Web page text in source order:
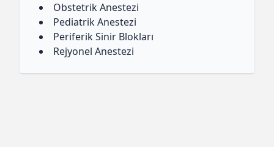
Obstetrik Anestezi
Pediatrik Anestezi
Periferik Sinir Blokları
Rejyonel Anestezi